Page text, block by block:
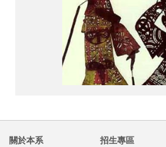
關於本系 招生專區